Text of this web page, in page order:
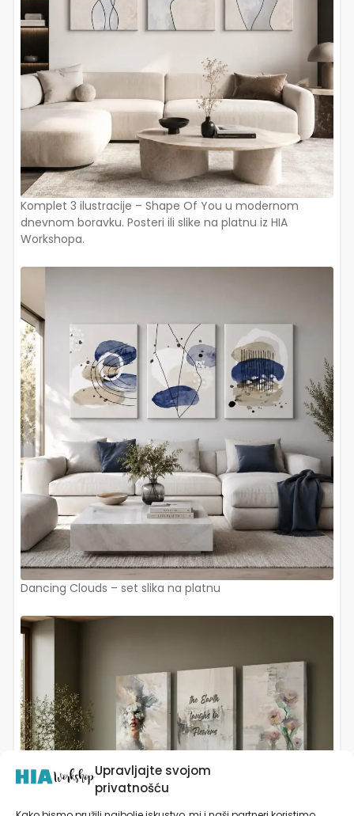
Upravljajte svojom
privatnošću
Komplet 3 ilustracije – Shape Of You u modernom
dnevnom boravku. Posteri ili slike na platnu iz HIA
Workshopa.
Dancing Clouds – set slika na platnu